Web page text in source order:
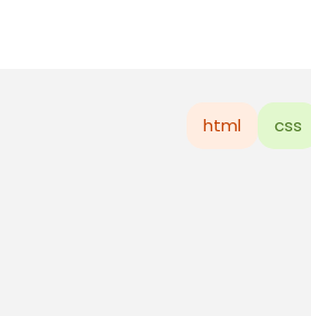
html css